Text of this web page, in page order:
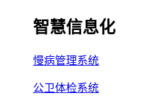
智慧信息化
慢病管理系统
公卫体检系统